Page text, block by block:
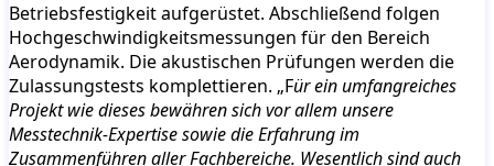
Betriebsfestigkeit aufgerüstet. Abschließend folgen
Hochgeschwindigkeitsmessungen für den Bereich
Aerodynamik. Die akustischen Prüfungen werden die
Zulassungstests komplettieren. „Für ein umfangreiches
Projekt wie dieses bewähren sich vor allem unsere
Messtechnik-Expertise sowie die Erfahrung im
Zusammenführen aller Fachbereiche. Wesentlich sind auch